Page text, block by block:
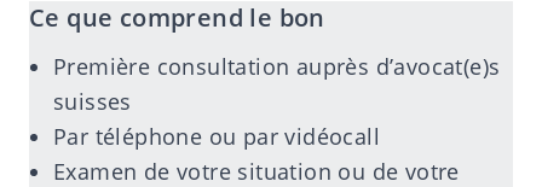
Ce que comprend le bon
Première consultation auprès d’avocat(e)s
suisses
Par téléphone ou par vidéocall
Examen de votre situation ou de votre